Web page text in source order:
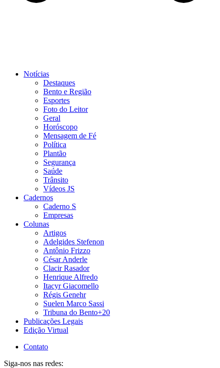
Notícias
Destaques
Bento e Região
Esportes
Foto do Leitor
Geral
Horóscopo
Mensagem de Fé
Política
Plantão
Segurança
Saúde
Trânsito
Vídeos JS
Cadernos
Caderno S
Empresas
Colunas
Artigos
Adelgides Stefenon
Antônio Frizzo
César Anderle
Clacir Rasador
Henrique Alfredo
Itacyr Giacomello
Régis Genehr
Suelen Marco Sassi
Tribuna do Bento+20
Publicações Legais
Edição Virtual
Contato
Siga-nos nas redes: